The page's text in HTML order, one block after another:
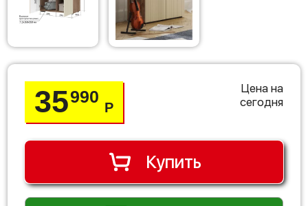
35990
Р
Цена на
сегодня
Купить